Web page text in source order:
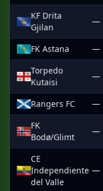
KF Drita
Gjilan
—
FK Astana —
Torpedo
Kutaisi
—
Rangers FC —
FK
Bodø/Glimt
—
CE
Independiente
del Valle
—